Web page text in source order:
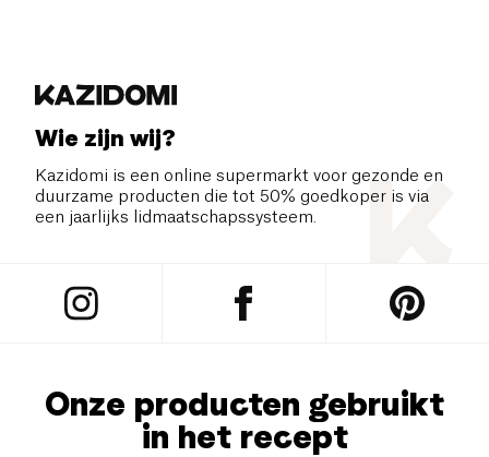
Wie zijn wij?
Kazidomi is een online supermarkt voor gezonde en
duurzame producten die tot 50% goedkoper is via
een jaarlijks lidmaatschapssysteem.
Onze producten gebruikt
in het recept